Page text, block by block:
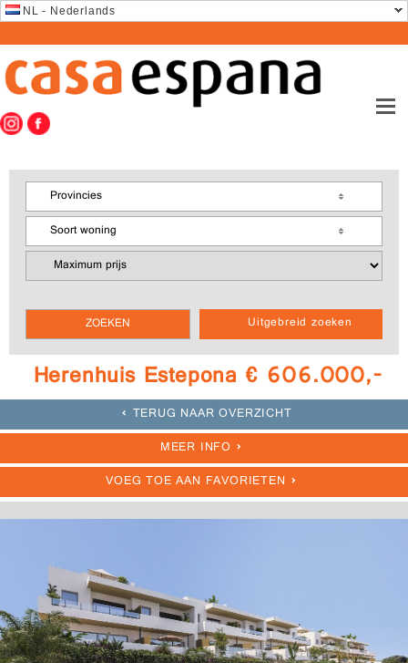
NL - Nederlands
Uitgebreid zoeken
Provincies
Soort woning
Herenhuis Estepona € 606.000,-
TERUG NAAR OVERZICHT
MEER INFO
VOEG TOE AAN FAVORIETEN